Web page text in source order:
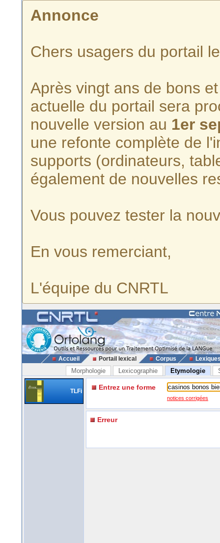
Annonce
Chers usagers du portail
Après vingt ans de bons
actuelle du portail sera
nouvelle version au 1er
une refonte complète de
supports (ordinateurs,
également de nouvelles
Vous pouvez tester la
En vous remerciant,
L'équipe du CNRTL
Accueil Portail lexical Corpus
Morphologie Lexicographie Etymologie
TLFi Entrez une forme
notices corrigées
Erreur